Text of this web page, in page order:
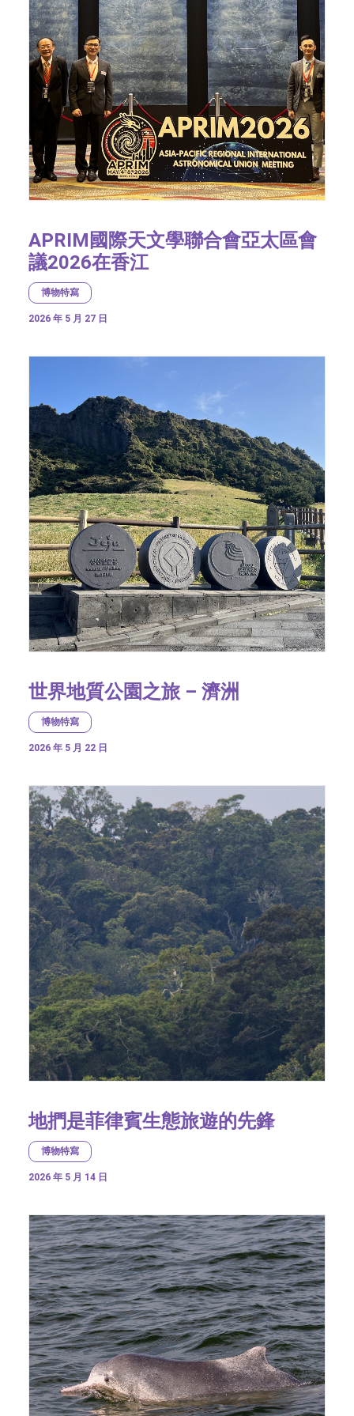
APRIM國際天文學聯合會亞太區會
議2026在香江
博物特寫
2026 年 5 月 27 日
世界地質公園之旅 – 濟洲
博物特寫
2026 年 5 月 22 日
地捫是菲律賓生態旅遊的先鋒
博物特寫
2026 年 5 月 14 日